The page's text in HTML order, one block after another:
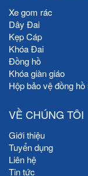
Xe gom rác
Dây Đai
Kẹp Cáp
Khóa Đai
Đồng hồ
Khóa giàn giáo
Hộp bảo vệ đồng
VỀ CHÚNG TÔI
Giới thiệu
Tuyển dụng
Liên hệ
Tin tức